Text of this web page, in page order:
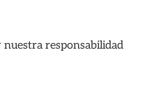
responsabilidad